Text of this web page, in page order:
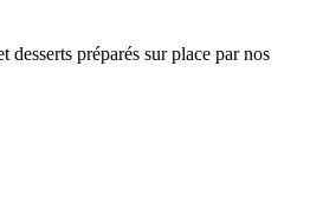
préparés sur place par nos